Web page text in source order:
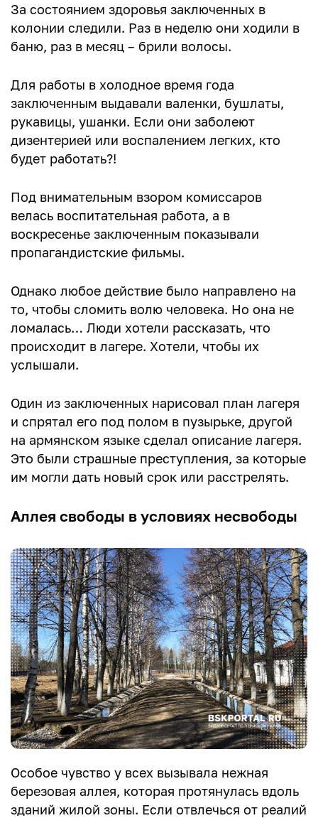
За состоянием здоровья заключенных в
колонии следили. Раз в неделю они ходили в
баню, раз в месяц – брили волосы.
Для работы в холодное время года
заключенным выдавали валенки, бушлаты,
рукавицы, ушанки. Если они заболеют
дизентерией или воспалением легких, кто
будет работать?!
Под внимательным взором комиссаров
велась воспитательная работа, а в
воскресенье заключенным показывали
пропагандистские фильмы.
Однако любое действие было направлено на
то, чтобы сломить волю человека. Но она не
ломалась… Люди хотели рассказать, что
происходит в лагере. Хотели, чтобы их
услышали.
Один из заключенных нарисовал план лагеря
и спрятал его под полом в пузырьке, другой
на армянском языке сделал описание лагеря.
Это были страшные преступления, за которые
им могли дать новый срок или расстрелять.
Аллея свободы в условиях несвободы
Особое чувство у всех вызывала нежная
березовая аллея, которая протянулась вдоль
зданий жилой зоны. Если отвлечься от реалий